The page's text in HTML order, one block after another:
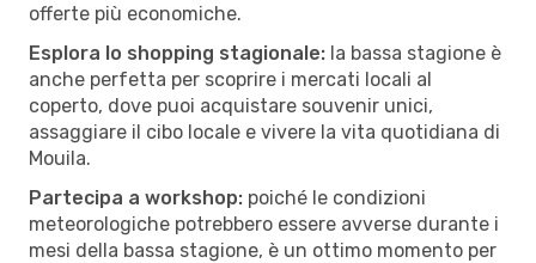
offerte più economiche.
Esplora lo shopping stagionale: la bassa stagione è
anche perfetta per scoprire i mercati locali al
coperto, dove puoi acquistare souvenir unici,
assaggiare il cibo locale e vivere la vita quotidiana di
Mouila.
Partecipa a workshop: poiché le condizioni
meteorologiche potrebbero essere avverse durante i
mesi della bassa stagione, è un ottimo momento per